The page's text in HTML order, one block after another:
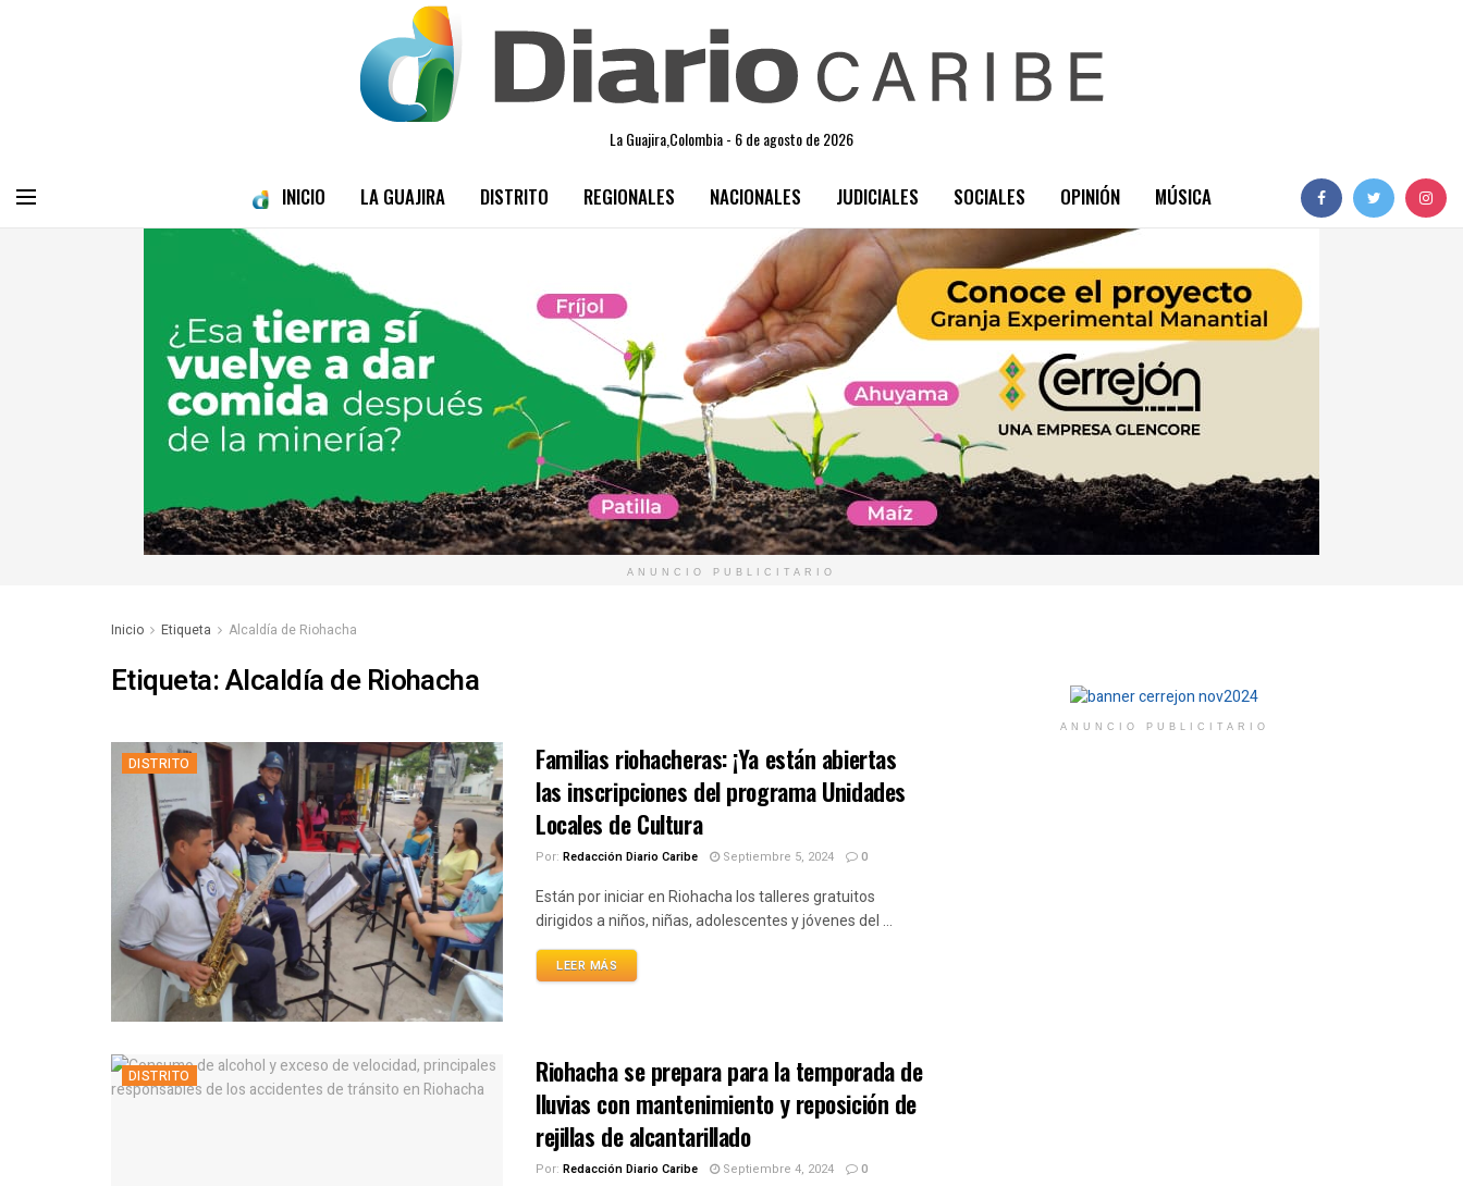
La Guajira,Colombia - 6 de agosto de 2026
INICIO LA GUAJIRA DISTRITO REGIONALES NACIONALES JUDICIALES SOCIALES OPINIÓN MÚSICA
ANUNCIO PUBLICITARIO
Inicio Etiqueta Alcaldía de Riohacha
Etiqueta:Alcaldía de Riohacha
DISTRITO
Familias riohacheras: ¡Ya están abiertas
las inscripciones del programa Unidades
Locales de Cultura
Por: Redacción Diario Caribe Septiembre 5, 2024 0
Están por iniciar en Riohacha los talleres gratuitos
dirigidos a niños, niñas, adolescentes y jóvenes del ...
LEER MÁS
DISTRITO
Riohacha se prepara para la temporada de
lluvias con mantenimiento y reposición de
rejillas de alcantarillado
Por: Redacción Diario Caribe Septiembre 4, 2024 0
ANUNCIO PUBLICITARIO